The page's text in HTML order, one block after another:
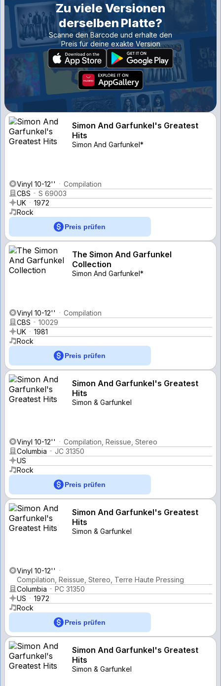
Zu viele Versionen
derselben Platte?
Scanne den Barcode und erhalte den
Preis für deine exakte Version
Simon And Garfunkel's Greatest
Hits
Simon And Garfunkel*
Vinyl 10-12''
Compilation
CBS
S 69003
UK
1972
Rock
Preis prüfen
The Simon And Garfunkel
Collection
Simon And Garfunkel*
Vinyl 10-12''
Compilation
CBS
10029
UK
1981
Rock
Preis prüfen
Simon And Garfunkel's Greatest
Hits
Simon & Garfunkel
Vinyl 10-12''
Compilation, Reissue, Stereo
Columbia
JC 31350
US
Rock
Preis prüfen
Simon And Garfunkel's Greatest
Hits
Simon & Garfunkel
Vinyl 10-12''
Compilation, Reissue, Stereo, Terre Haute Pressing
Columbia
PC 31350
US
1972
Rock
Preis prüfen
Simon And Garfunkel's Greatest
Hits
Simon & Garfunkel